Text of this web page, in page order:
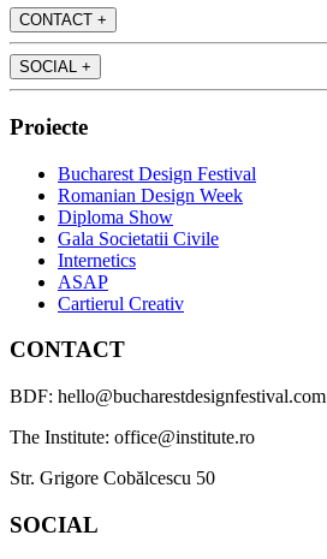
CONTACT +
SOCIAL +
Proiecte
Bucharest Design Festival
Romanian Design Week
Diploma Show
Gala Societatii Civile
Internetics
ASAP
Cartierul Creativ
CONTACT
BDF: hello@bucharestdesignfestival.com
The Institute: office@institute.ro
Str. Grigore Cobălcescu 50
SOCIAL